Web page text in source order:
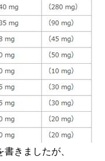
きましたが、